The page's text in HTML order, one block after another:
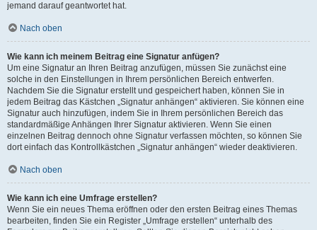
jemand darauf geantwortet hat.
Nach oben
Wie kann ich meinem Beitrag eine Signatur anfügen?
Um eine Signatur an Ihren Beitrag anzufügen, müssen Sie zunächst eine
solche in den Einstellungen in Ihrem persönlichen Bereich entwerfen.
Nachdem Sie die Signatur erstellt und gespeichert haben, können Sie in
jedem Beitrag das Kästchen „Signatur anhängen“ aktivieren. Sie können eine
Signatur auch hinzufügen, indem Sie in Ihrem persönlichen Bereich das
standardmäßige Anhängen Ihrer Signatur aktivieren. Wenn Sie einen
einzelnen Beitrag dennoch ohne Signatur verfassen möchten, so können Sie
dort einfach das Kontrollkästchen „Signatur anhängen“ wieder deaktivieren.
Nach oben
Wie kann ich eine Umfrage erstellen?
Wenn Sie ein neues Thema eröffnen oder den ersten Beitrag eines Themas
bearbeiten, finden Sie ein Register „Umfrage erstellen“ unterhalb des